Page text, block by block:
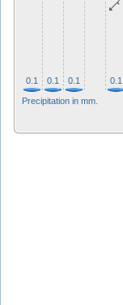
Precipitation in mm.
0.1 0.1 0.1 0.1